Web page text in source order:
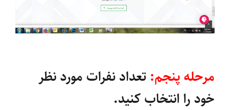
مرحله پنجم: تعداد نفرات مورد نظر
خود را انتخاب کنید.